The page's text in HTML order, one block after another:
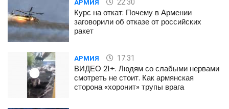
АРМИЯ 22:30
Курс на откат: Почему в Армении
заговорили об отказе от российских
ракет
АРМИЯ 17:31
ВИДЕО 21+. Людям со слабыми нервами
смотреть не стоит. Как армянская
сторона «хоронит» трупы врага